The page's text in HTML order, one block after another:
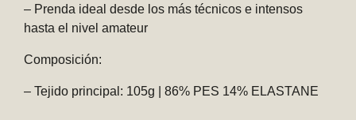
– Prenda ideal desde los más técnicos e intensos
hasta el nivel amateur
Composición:
– Tejido principal: 105g | 86% PES 14% ELASTANE